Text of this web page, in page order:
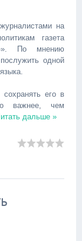
на
газета
По мнению
одной
его в
важнее, чем
дальше »